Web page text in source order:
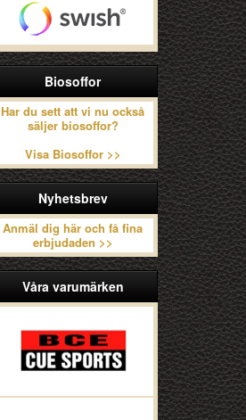
Biosoffor
Har du sett att vi nu också
säljer biosoffor?
Visa Biosoffor >>
Nyhetsbrev
Anmäl dig här och få fina
erbjudaden >>
Våra varumärken